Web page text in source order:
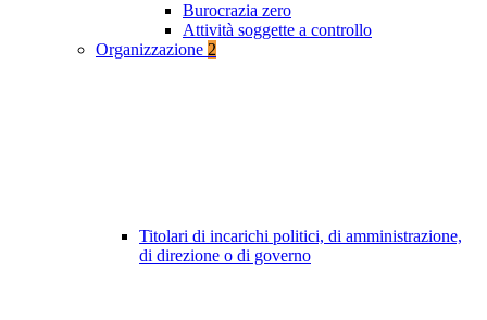
Burocrazia zero
Attività soggette a controllo
Organizzazione 2
Titolari di incarichi politici, di amministrazione,
di direzione o di governo